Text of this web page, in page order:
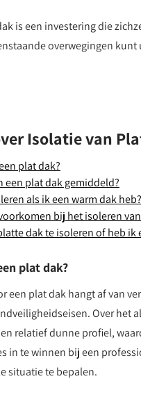
is een investering die
overwegingen
Isolatie van
plat dak?
een plat dak gemiddeld?
als ik een warm dak heb?
bij het isoleren
dak te isoleren of heb ik
plat dak?
een plat dak hangt af van
Over het
relatief dunne profiel,
in te winnen bij een
situatie te bepalen.